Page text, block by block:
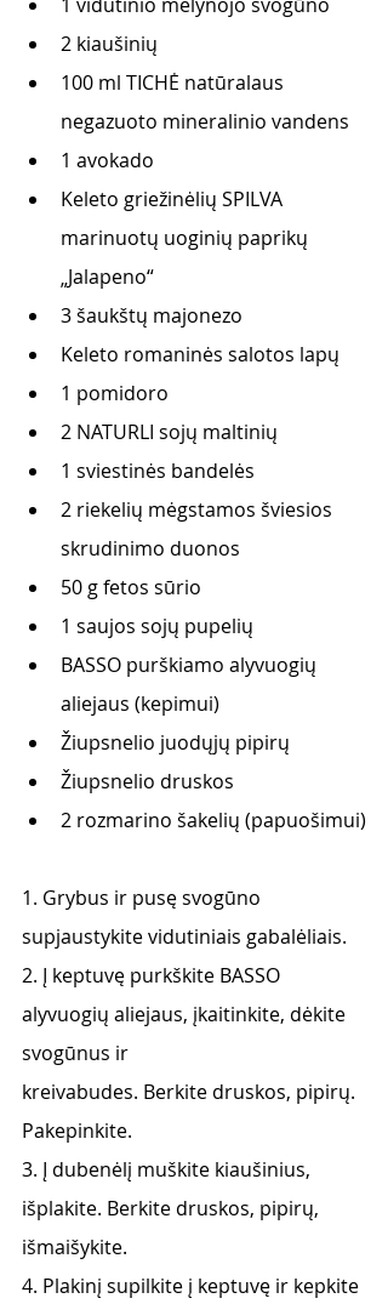
2 kiaušinių
100 ml TICHĖ natūralaus
negazuoto mineralinio vandens
1 avokado
Keleto griežinėlių SPILVA
marinuotų uoginių paprikų
„Jalapeno“
3 šaukštų majonezo
Keleto romaninės salotos lapų
1 pomidoro
2 NATURLI sojų maltinių
1 sviestinės bandelės
2 riekelių mėgstamos šviesios
skrudinimo duonos
50 g fetos sūrio
1 saujos sojų pupelių
BASSO purškiamo alyvuogių
aliejaus (kepimui)
Žiupsnelio juodųjų pipirų
Žiupsnelio druskos
2 rozmarino šakelių (papuošimui)
1. Grybus ir pusę svogūno
supjaustykite vidutiniais gabalėliais.
2. Į keptuvę purkškite BASSO
alyvuogių aliejaus, įkaitinkite, dėkite
svogūnus ir
kreivabudes. Berkite druskos, pipirų.
Pakepinkite.
3. Į dubenėlį muškite kiaušinius,
išplakite. Berkite druskos, pipirų,
išmaišykite.
4. Plakinį supilkite į keptuvę ir kepkite